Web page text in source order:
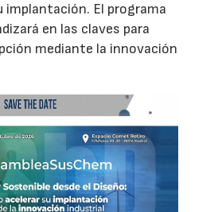
implantación. El programa
en las claves para
mediante la innovación